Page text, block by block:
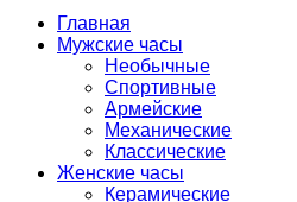
Главная
Мужские часы
Необычные
Спортивные
Армейские
Механические
Классические
Женские часы
Керамические